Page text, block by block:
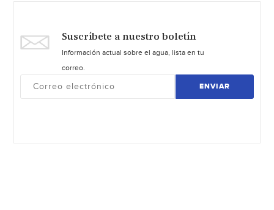
Suscríbete a nuestro boletín
Información actual sobre el agua, lista en tu
correo.
ENVIAR